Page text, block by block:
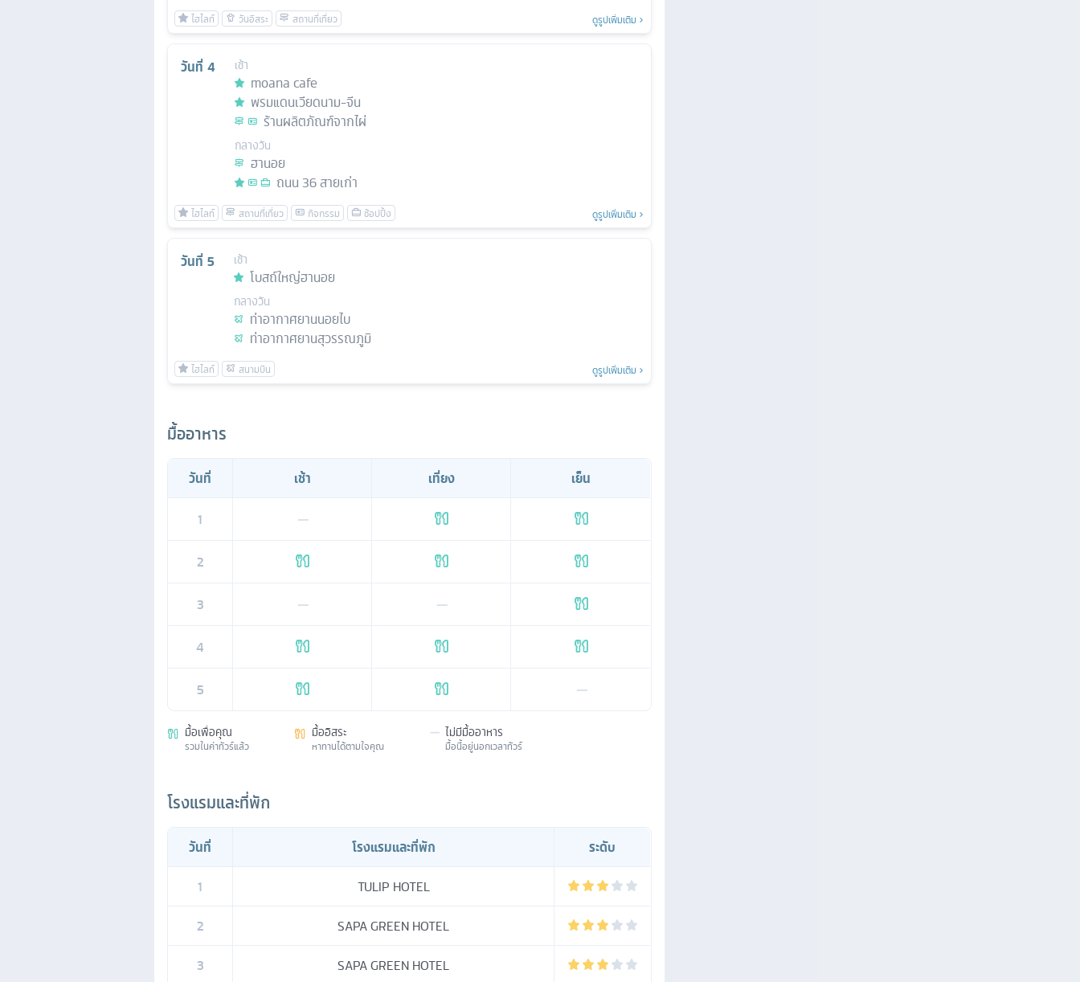
ดูรูปเพิ่มเติม
วันที่ 4 เช้า
moana cafe
พรมแดนเวียดนาม-จีน
ร้านผลิตภัณฑ์จากไผ่
กลางวัน
ฮานอย
ถนน 36 สายเก่า
ดูรูปเพิ่มเติม
วันที่ 5 เช้า
โบสถ์ใหญ่ฮานอย
กลางวัน
ท่าอากาศยานนอยไบ
ท่าอากาศยานสุวรรณภูมิ
ดูรูปเพิ่มเติม
มื้ออาหาร
วันที่ เช้า เที่ยง
เย็น
1
—
2
3 — —
4
5 —
มื้อเพื่อคุณ
รวมในค่าทัวร์แล้ว
มื้ออิสระ
หาทานได้ตามใจคุณ
— ไม่มีมื้ออาหาร
มื้อนี้อยู่นอกเวลาทัวร์
โรงแรมและที่พัก
วันที่ โรงแรมและที่พัก
ระดับ
1
TULIP HOTEL
2
SAPA GREEN HOTEL
3
SAPA GREEN HOTEL